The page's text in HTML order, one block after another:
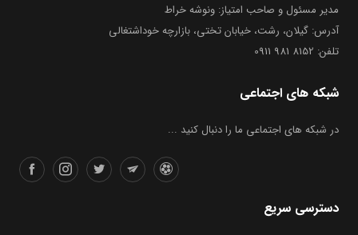
مدیر مسئول و صاحب امتیاز: ونوشه خراط
آدرس: گیلان، رشت، خیابان تختی، بازارچه خوداشتغالی
تلفن: 8152 981 0911
شبکه های اجتماعی
در شبکه های اجتماعی ما را دنبال کنید ...
دسترسی سریع